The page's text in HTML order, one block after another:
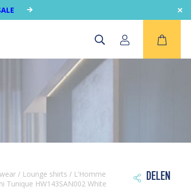
/ Lounge shirts / L’Homme
Tunique HW143SAN002 White
 DELEN